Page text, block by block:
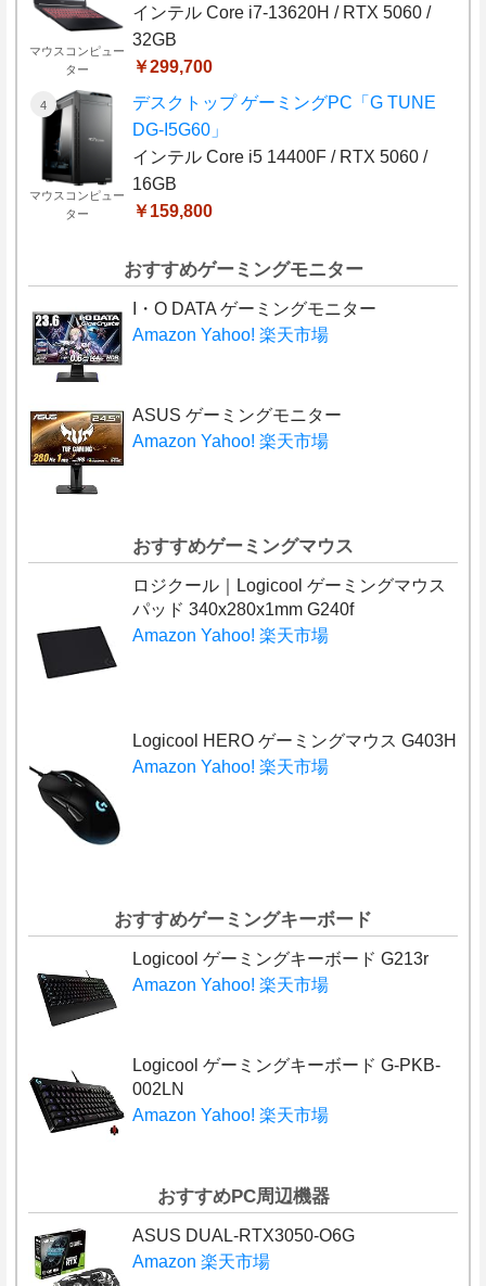
マウスコンピュー
ター
インテル Core i7-13620H / RTX 5060 /
32GB
￥299,700
マウスコンピュー
ター
デスクトップ ゲーミングPC「G TUNE
DG-I5G60」
インテル Core i5 14400F / RTX 5060 /
16GB
￥159,800
おすすめゲーミングモニター
I・O DATA ゲーミングモニター
Amazon Yahoo! 楽天市場
ASUS ゲーミングモニター
Amazon Yahoo! 楽天市場
おすすめゲーミングマウス
ロジクール｜Logicool ゲーミングマウス
パッド 340x280x1mm G240f
Amazon Yahoo! 楽天市場
Logicool HERO ゲーミングマウス G403H
Amazon Yahoo! 楽天市場
おすすめゲーミングキーボード
Logicool ゲーミングキーボード G213r
Amazon Yahoo! 楽天市場
Logicool ゲーミングキーボード G-PKB-
002LN
Amazon Yahoo! 楽天市場
おすすめPC周辺機器
ASUS DUAL-RTX3050-O6G
Amazon 楽天市場